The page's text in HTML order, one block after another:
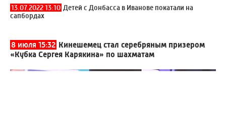
13.07.2022 13:10 Детей с Донбасса в Иванове покатали на
сапбордах
8 июля 15:32 Кинешемец стал серебряным призером
«Кубка Сергея Карякина» по шахматам